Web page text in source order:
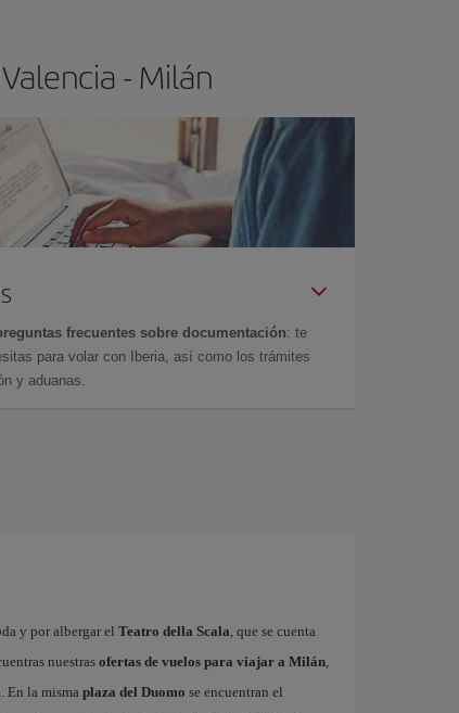
- Milán
frecuentes sobre documentación: te
para volar con Iberia, así como los trámites
y aduanas.
y por albergar el Teatro della Scala, que se cuenta
nuestrasofertas de vuelos para viajar a Milán,
En la mismaplaza del Duomo se encuentran el